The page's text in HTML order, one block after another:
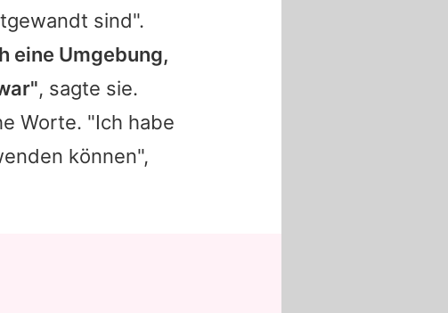
sind".
eine Umgebung,
, sagte sie.
Worte. "Ich habe
können",